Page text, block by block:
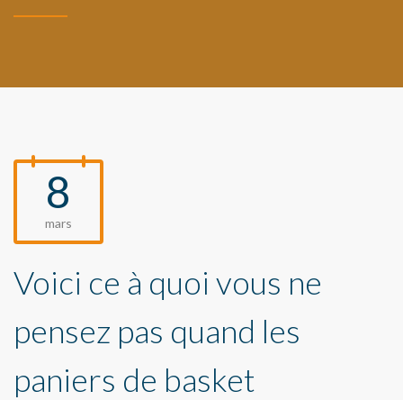
8
mars
Voici ce à quoi vous ne
pensez pas quand les
paniers de basket